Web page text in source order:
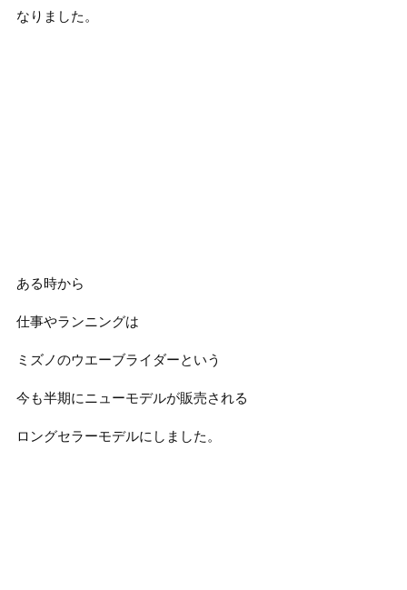
なりました。
ある時から
仕事やランニングは
ミズノのウエーブライダーという
今も半期にニューモデルが販売される
ロングセラーモデルにしました。